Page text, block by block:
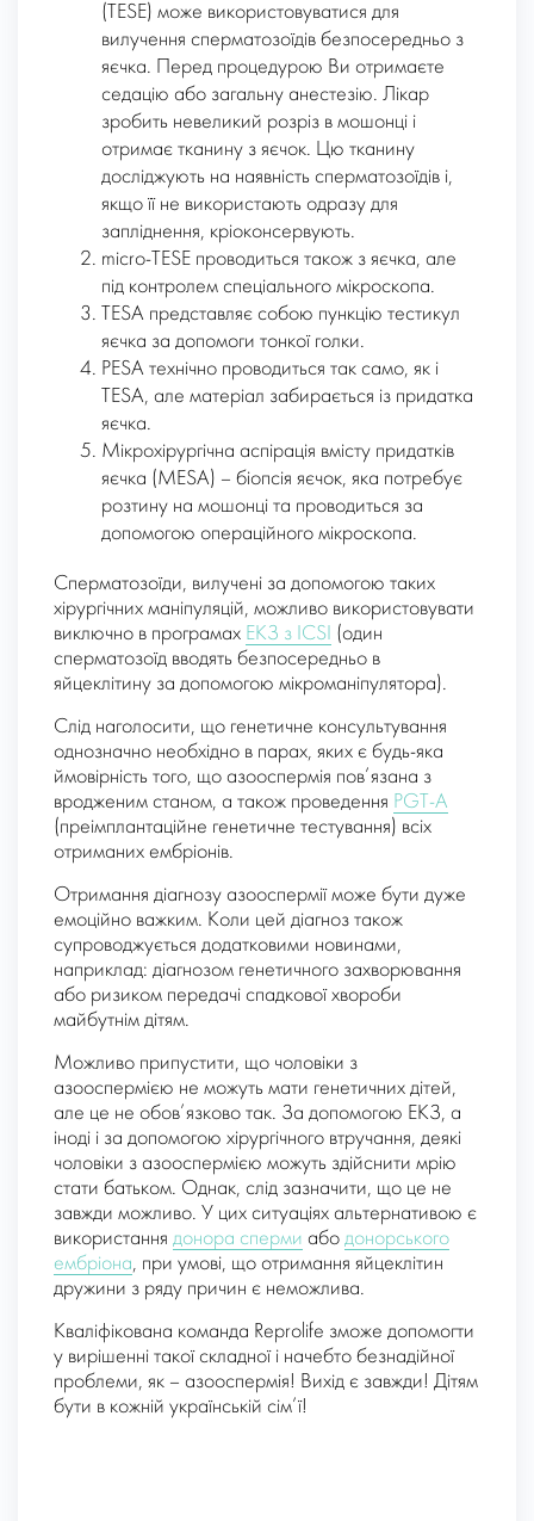
(TESE) може використовуватися для
вилучення сперматозоїдів безпосередньо з
яєчка. Перед процедурою Ви отримаєте
седацію або загальну анестезію. Лікар
зробить невеликий розріз в мошонці і
отримає тканину з яєчок. Цю тканину
досліджують на наявність сперматозоїдів і,
якщо її не використають одразу для
запліднення, кріоконсервують.
micro-TESE проводиться також з яєчка, але
під контролем спеціального мікроскопа.
TESA представляє собою пункцію тестикул
яєчка за допомоги тонкої голки.
PESA технічно проводиться так само, як і
TESA, але матеріал забирається із придатка
яєчка.
Мікрохірургічна аспірація вмісту придатків
яєчка (MESA) – біопсія яєчок, яка потребує
розтину на мошонці та проводиться за
допомогою операційного мікроскопа.
Сперматозоїди, вилучені за допомогою таких
хірургічних маніпуляцій, можливо використовувати
виключно в програмах ЕКЗ з ICSI (один
сперматозоїд вводять безпосередньо в
яйцеклітину за допомогою мікроманіпулятора).
Слід наголосити, що генетичне консультування
однозначно необхідно в парах, яких є будь-яка
ймовірність того, що азооспермія пов’язана з
вродженим станом, а також проведення PGT-A
(преімплантаційне генетичне тестування) всіх
отриманих ембріонів.
Отримання діагнозу азооспермії може бути дуже
емоційно важким. Коли цей діагноз також
супроводжується додатковими новинами,
наприклад: діагнозом генетичного захворювання
або ризиком передачі спадкової хвороби
майбутнім дітям.
Можливо припустити, що чоловіки з
азооспермією не можуть мати генетичних дітей,
але це не обов’язково так. За допомогою ЕКЗ, а
іноді і за допомогою хірургічного втручання, деякі
чоловіки з азооспермією можуть здійснити мрію
стати батьком. Однак, слід зазначити, що це не
завжди можливо. У цих ситуаціях альтернативою є
використання донора сперми або донорського
ембріона, при умові, що отримання яйцеклітин
дружини з ряду причин є неможлива.
Кваліфікована команда Reprolife зможе допомогти
у вирішенні такої складної і начебто безнадійної
проблеми, як – азооспермія! Вихід є завжди! Дітям
бути в кожній українській сім’ї!